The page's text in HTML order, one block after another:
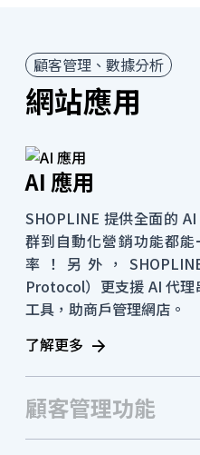
顧客管理、數據分析
網站應用
AI 應用
SHOPLINE 提供全面的
群到自動化營銷功能都
率！另外，
Protocol）更支援 AI 代
工具，助商戶管理網店。
了解更多
顧客管理功能